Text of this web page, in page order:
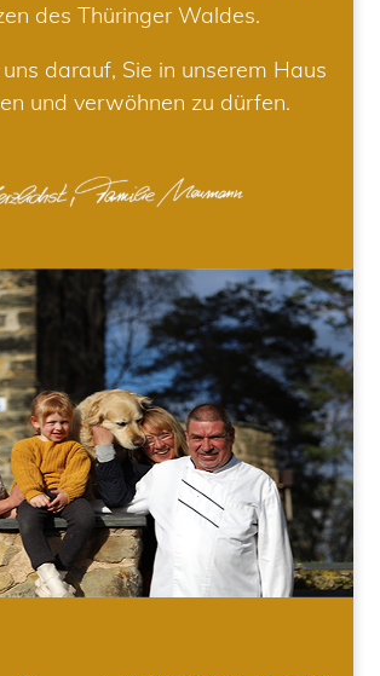
des Thüringer Waldes.
darauf, Sie in unserem Haus
und verwöhnen zu dürfen.